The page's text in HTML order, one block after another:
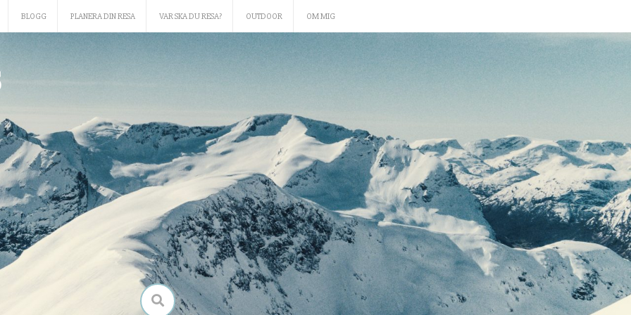
BLOGG PLANERA DIN RESA VAR SKA DU RESA? OUTDOOR OM MIG